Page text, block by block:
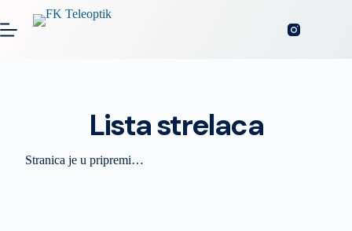
Lista strelaca
Stranica je u pripremi…